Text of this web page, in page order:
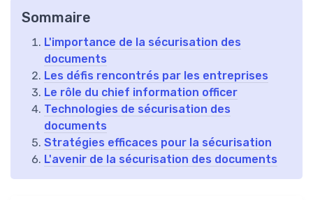
Sommaire
L'importance de la sécurisation des
documents
Les défis rencontrés par les entreprises
Le rôle du chief information officer
Technologies de sécurisation des
documents
Stratégies efficaces pour la sécurisation
L'avenir de la sécurisation des documents